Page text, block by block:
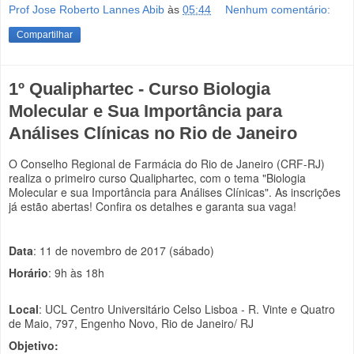
Prof Jose Roberto Lannes Abib às 05:44 Nenhum comentário:
Compartilhar
1º Qualiphartec - Curso Biologia
Molecular e Sua Importância para
Análises Clínicas no Rio de Janeiro
O Conselho Regional de Farmácia do Rio de Janeiro (CRF-RJ)
realiza o primeiro curso Qualiphartec, com o tema "Biologia
Molecular e sua Importância para Análises Clínicas". As inscrições
já estão abertas! Confira os detalhes e garanta sua vaga!
Data: 11 de novembro de 2017 (sábado)
Horário: 9h às 18h
Local: UCL Centro Universitário Celso Lisboa - R. Vinte e Quatro
de Maio, 797, Engenho Novo, Rio de Janeiro/ RJ
Objetivo: